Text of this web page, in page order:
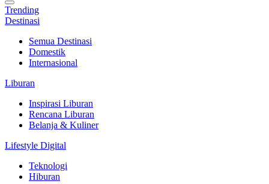
Trending
Destinasi
Semua Destinasi
Domestik
Internasional
Liburan
Inspirasi Liburan
Rencana Liburan
Belanja & Kuliner
Lifestyle Digital
Teknologi
Hiburan